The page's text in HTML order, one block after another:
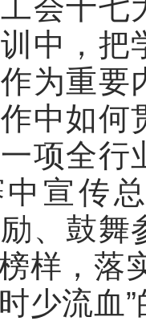
会十七
中，把
为重要
中如何
项全行
宣传
、鼓舞
样，落
少流血